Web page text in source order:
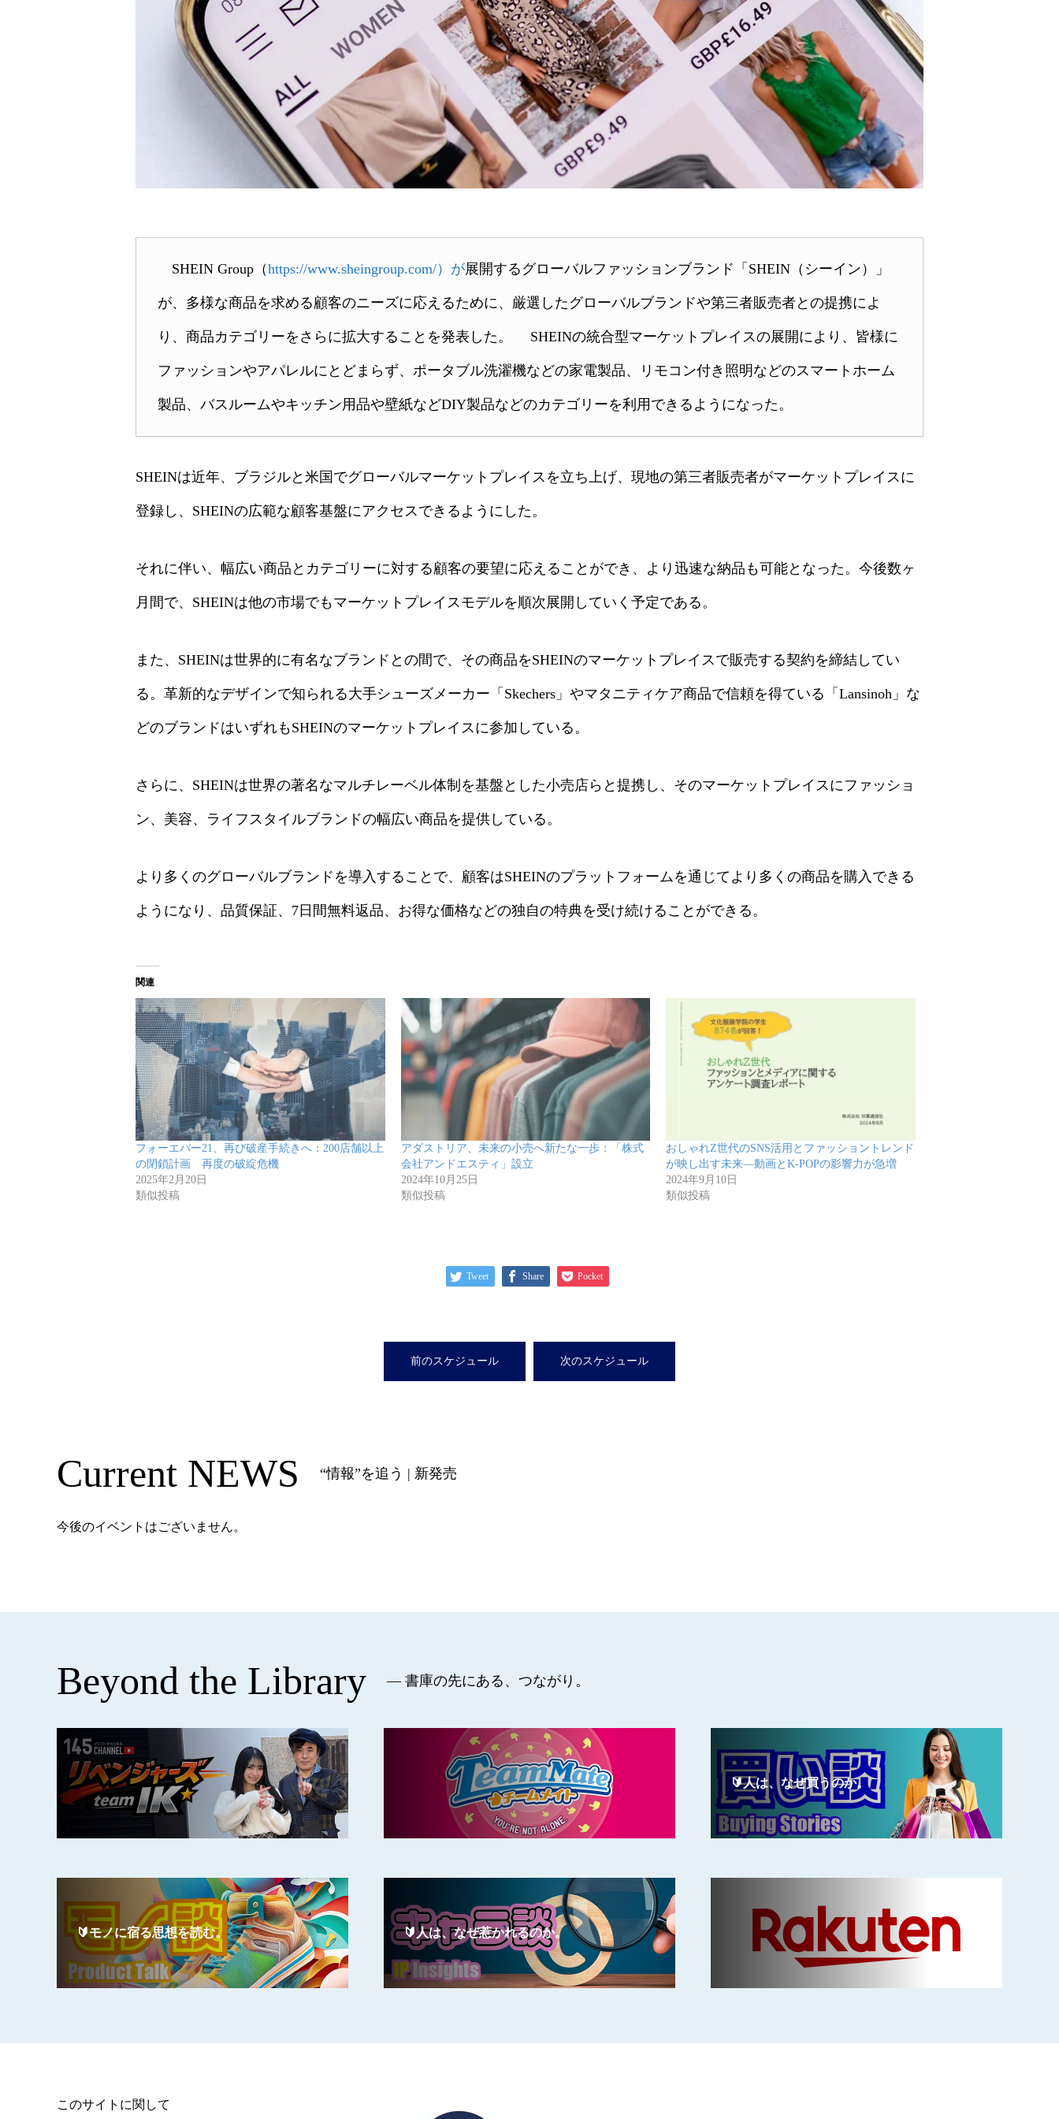
SHEIN Group（https://www.sheingroup.com/）が展開するグローバルファッションブランド「SHEIN（シーイン）」
が、多様な商品を求める顧客のニーズに応えるために、厳選したグローバルブランドや第三者販売者との提携によ
り、商品カテゴリーをさらに拡大することを発表した。 SHEINの統合型マーケットプレイスの展開により、皆様に
ファッションやアパレルにとどまらず、ポータブル洗濯機などの家電製品、リモコン付き照明などのスマートホーム
製品、バスルームやキッチン用品や壁紙などDIY製品などのカテゴリーを利用できるようになった。
SHEINは近年、ブラジルと米国でグローバルマーケットプレイスを立ち上げ、現地の第三者販売者がマーケットプレイスに
登録し、SHEINの広範な顧客基盤にアクセスできるようにした。
それに伴い、幅広い商品とカテゴリーに対する顧客の要望に応えることができ、より迅速な納品も可能となった。今後数ヶ
月間で、SHEINは他の市場でもマーケットプレイスモデルを順次展開していく予定である。
また、SHEINは世界的に有名なブランドとの間で、その商品をSHEINのマーケットプレイスで販売する契約を締結してい
る。革新的なデザインで知られる大手シューズメーカー「Skechers」やマタニティケア商品で信頼を得ている「Lansinoh」な
どのブランドはいずれもSHEINのマーケットプレイスに参加している。
さらに、SHEINは世界の著名なマルチレーベル体制を基盤とした小売店らと提携し、そのマーケットプレイスにファッショ
ン、美容、ライフスタイルブランドの幅広い商品を提供している。
より多くのグローバルブランドを導入することで、顧客はSHEINのプラットフォームを通じてより多くの商品を購入できる
ようになり、品質保証、7日間無料返品、お得な価格などの独自の特典を受け続けることができる。
関連
フォーエバー21、再び破産手続きへ：200店舗以上
の閉鎖計画 再度の破綻危機
2025年2月20日
類似投稿
アダストリア、未来の小売へ新たな一歩：「株式
会社アンドエスティ」設立
2024年10月25日
類似投稿
おしゃれZ世代のSNS活用とファッショントレンド
が映し出す未来―動画とK-POPの影響力が急増
2024年9月10日
類似投稿
Tweet Share Pocket
前のスケジュール 次のスケジュール
Current NEWS “情報”を追う | 新発売
今後のイベントはございません。
Beyond the Library — 書庫の先にある、つながり。
🔰人は、なぜ買うのか。
🔰モノに宿る思想を読む。 🔰人は、なぜ惹かれるのか。
このサイトに関して